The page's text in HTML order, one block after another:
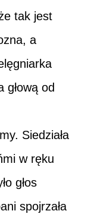
tak jest
a
głową od
Siedziała
w ręku
głos
spojrzała